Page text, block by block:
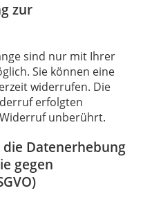
zur
sind nur mit Ihrer
Sie können eine
widerrufen. Die
erfolgten
unberührt.
Datenerhebung
gegen